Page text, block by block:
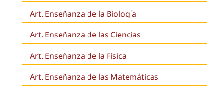
Art. Enseñanza de la Biología
Art. Enseñanza de las Ciencias
Art. Enseñanza de la Física
Art. Enseñanza de las Matemáticas